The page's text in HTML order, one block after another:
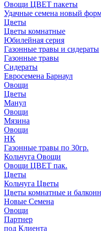
Овощи ЦВЕТ пакеты
Удачные семена новый
Цветы
Цветы комнатные
Юбилейная серия
Газонные травы и сидераты
Газонные травы
Сидераты
Евросемена Барнаул
Овощи
Цветы
Манул
Овощи
Мязина
Овощи
НК
Газонные травы по 30гр.
Кольчуга Овощи
Овощи ЦВЕТ пак.
Цветы
Кольчуга Цветы
Цветы комнатные и
Новые Семена
Овощи
Партнер
под Клиента